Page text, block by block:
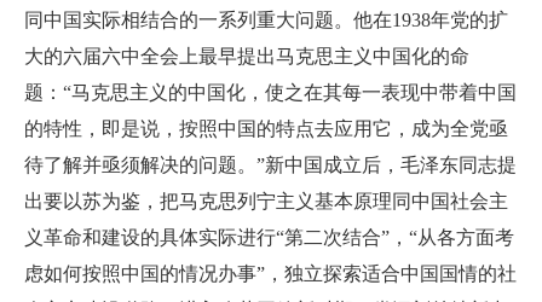
同中国实际相结合的一系列重大问题。他在1938年党的扩
大的六届六中全会上最早提出马克思主义中国化的命
题：“马克思主义的中国化，使之在其每一表现中带着中国
的特性，即是说，按照中国的特点去应用它，成为全党亟
待了解并亟须解决的问题。”新中国成立后，毛泽东同志提
出要以苏为鉴，把马克思列宁主义基本原理同中国社会主
义革命和建设的具体实际进行“第二次结合”，“从各方面考
虑如何按照中国的情况办事”，独立探索适合中国国情的社